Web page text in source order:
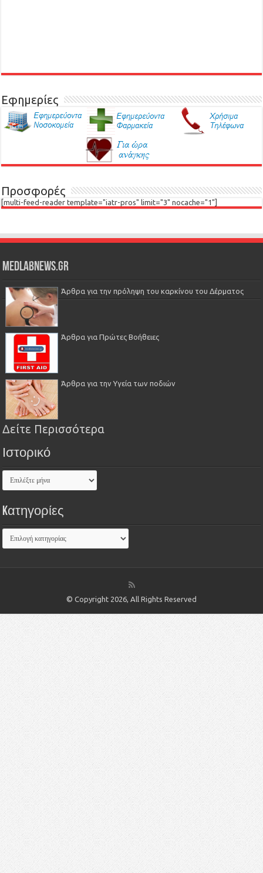
Εφημερίες
Προσφορές
[multi-feed-reader template="iatr-pros" limit="3" nocache="1"]
Medlabnews.gr
Άρθρα για την πρόληψη του καρκίνου του Δέρματος
Άρθρα για Πρώτες Βοήθειες
Άρθρα για την Υγεία των ποδιών
Δείτε Περισσότερα
Ιστορικό
Kατηγορίες
© Copyright 2026, All Rights Reserved